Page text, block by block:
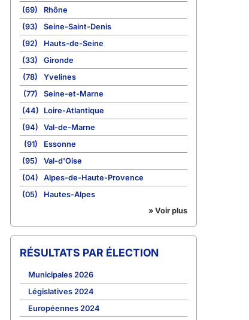
(69)
Rhône
(93)
Seine-Saint-Denis
(92)
Hauts-de-Seine
(33)
Gironde
(78)
Yvelines
(77)
Seine-et-Marne
(44)
Loire-Atlantique
(94)
Val-de-Marne
(91)
Essonne
(95)
Val-d'Oise
(04)
Alpes-de-Haute-Provence
(05)
Hautes-Alpes
» Voir plus
RÉSULTATS PAR ÉLECTION
Municipales 2026
Législatives 2024
Européennes 2024